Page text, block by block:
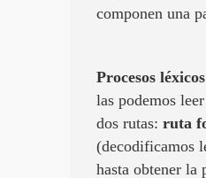
componen una
Procesos léxicos
las podemos
dos rutas: ruta
(decodificamos
hasta obtener la